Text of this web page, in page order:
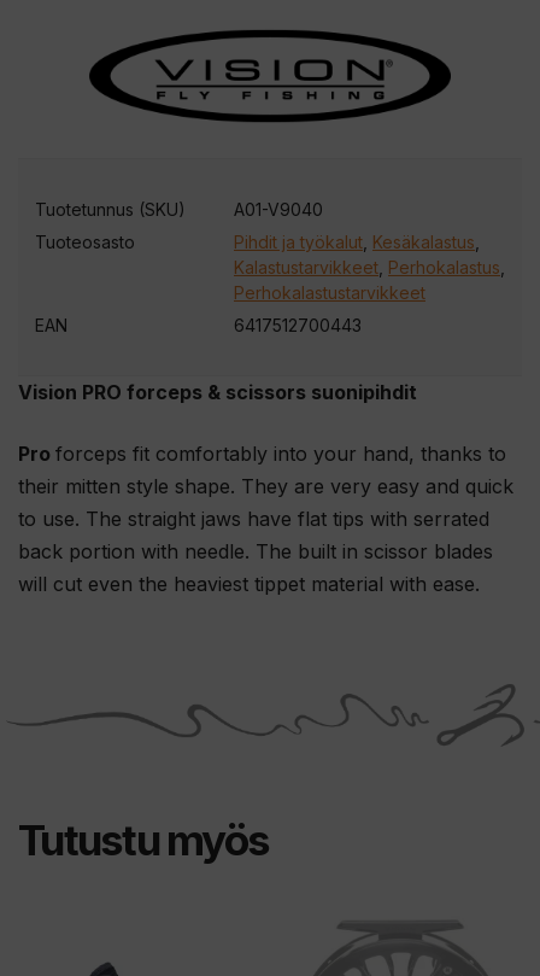
Vision PRO forceps & scissors suonipihdit
Pro forceps fit comfortably into your hand, thanks to
their mitten style shape. They are very easy and quick
to use. The straight jaws have flat tips with serrated
back portion with needle. The built in scissor blades
will cut even the heaviest tippet material with ease.
Tuotetunnus (SKU)
A01-V9040
Tuoteosasto
Pihdit ja työkalut Kesäkalastus
Kalastustarvikkeet Perhokalastus
Perhokalastustarvikkeet
EAN
6417512700443
Tutustu myös
tuotteella
tuotteella